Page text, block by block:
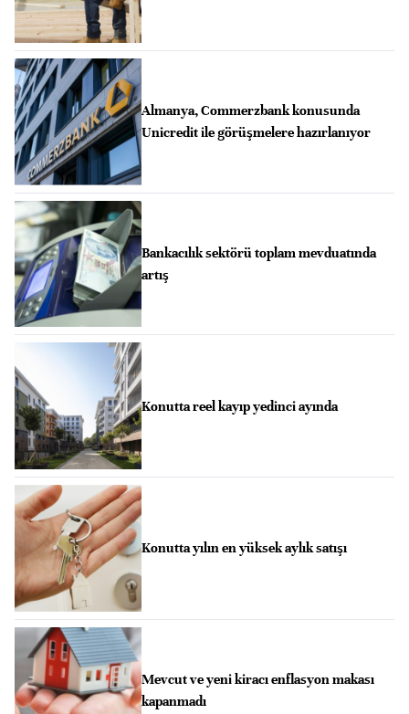
Almanya, Commerzbank konusunda
Unicredit ile görüşmelere hazırlanıyor
Bankacılık sektörü toplam mevduatında
artış
Konutta reel kayıp yedinci ayında
Konutta yılın en yüksek aylık satışı
Mevcut ve yeni kiracı enflasyon makası
kapanmadı